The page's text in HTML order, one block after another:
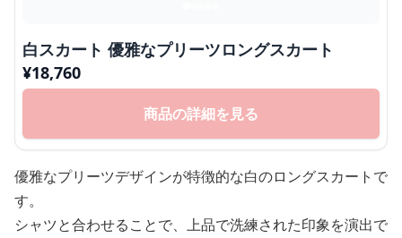
白スカート 優雅なプリーツロングスカート
¥18,760
商品の詳細を見る
優雅なプリーツデザインが特徴的な白のロングスカートで
す。
シャツと合わせることで、上品で洗練された印象を演出で